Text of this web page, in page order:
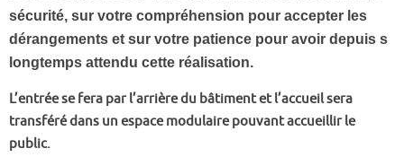
sécurité, sur votre compréhension pour accepter les
dérangements et sur votre patience pour avoir depuis s
longtemps attendu cette réalisation.
L’entrée se fera par l’arrière du bâtiment et l’accueil sera
transféré dans un espace modulaire pouvant accueillir le
public.